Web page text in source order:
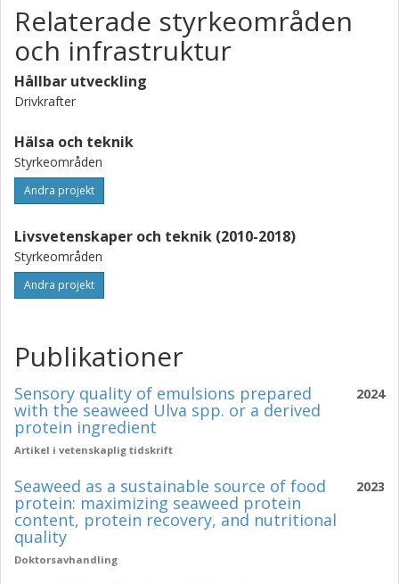
Relaterade styrkeområden
och infrastruktur
Hållbar utveckling
Drivkrafter
Hälsa och teknik
Styrkeområden
Andra projekt
Livsvetenskaper och teknik (2010-2018)
Styrkeområden
Andra projekt
Publikationer
2024
Sensory quality of emulsions prepared
with the seaweed Ulva spp. or a derived
protein ingredient
Artikel i vetenskaplig tidskrift
2023
Seaweed as a sustainable source of food
protein: maximizing seaweed protein
content, protein recovery, and nutritional
quality
Doktorsavhandling